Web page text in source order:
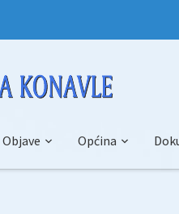
Objave Općina